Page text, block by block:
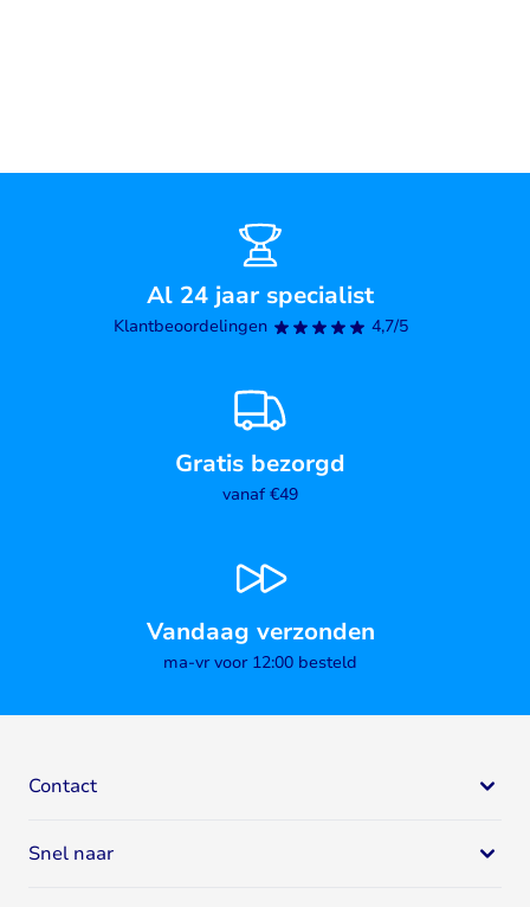
Al 24 jaar specialist
Klantbeoordelingen 4,7/5
Gratis bezorgd
vanaf €49
Vandaag verzonden
ma-vr voor 12:00 besteld
Contact
Mail: klantenservice@bodystore.nl
Snel naar